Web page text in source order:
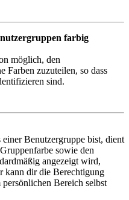
farbig
möglich, den
Farben zuzuteilen, so dass
sind.
Benutzergruppe bist, dient
sowie den
angezeigt wird,
kann dir die Berechtigung
Bereich selbst